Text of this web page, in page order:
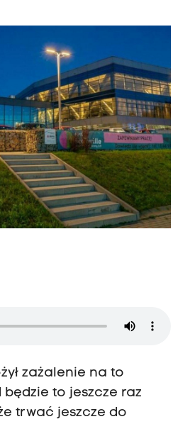
zażalenie na to
to jeszcze raz
trwać jeszcze do